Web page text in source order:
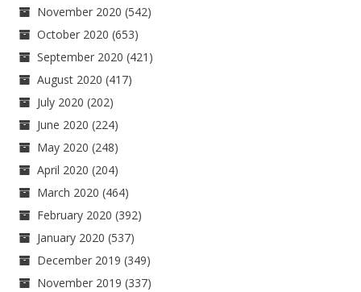
November 2020 (542)
October 2020 (653)
September 2020 (421)
August 2020 (417)
July 2020 (202)
June 2020 (224)
May 2020 (248)
April 2020 (204)
March 2020 (464)
February 2020 (392)
January 2020 (537)
December 2019 (349)
November 2019 (337)